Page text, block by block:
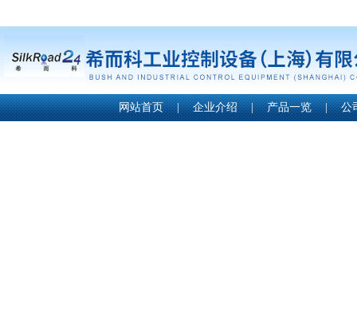
网站首页 | 企业介绍 | 产品一览 | 公